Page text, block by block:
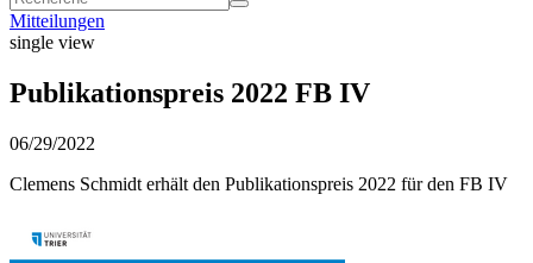
Mitteilungen
single view
Publikationspreis 2022 FB IV
06/29/2022
Clemens Schmidt erhält den Publikationspreis 2022 für den FB IV